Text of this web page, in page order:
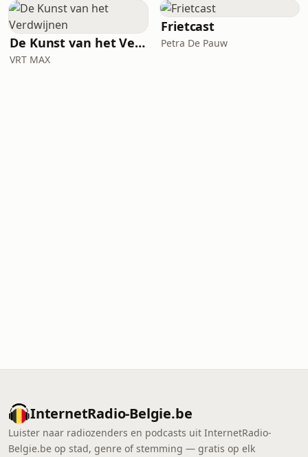
De Kunst van het Verdwijnen
VRT MAX
Frietcast
Petra De Pauw
InternetRadio-Belgie.be
Luister naar radiozenders en podcasts uit InternetRadio-
Belgie.be op stad, genre of stemming — gratis op elk